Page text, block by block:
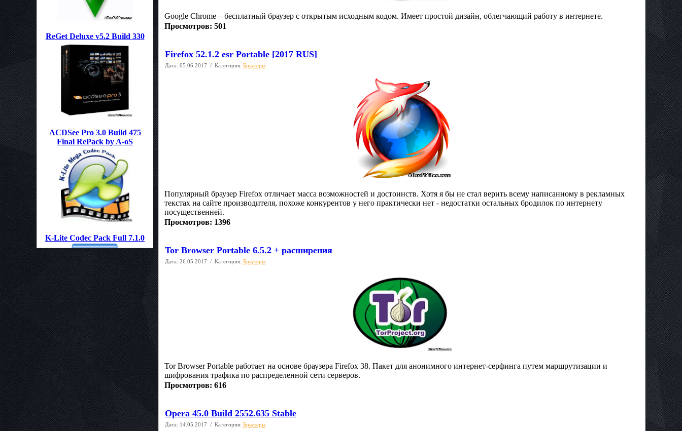
ReGet Deluxe v5.2 Build 330
ACDSee Pro 3.0 Build 475
Final RePack by A-oS
K-Lite Codec Pack Full 7.1.0
Google Chrome – бесплатный браузер с открытым исходным кодом. Имеет простой дизайн, облегчающий работу в интернете.
Просмотров: 501
Firefox 52.1.2 esr Portable [2017 RUS]
Дата: 05.06.2017 / Категория: Браузеры
Популярный браузер Firefox отличает масса возможностей и достоинств. Хотя я бы не стал верить всему написанному в рекламных
текстах на сайте производителя, похоже конкурентов у него практически нет - недостатки остальных бродилок по интернету
посущественней.
Просмотров: 1396
Tor Browser Portable 6.5.2 + расширения
Дата: 26.05.2017 / Категория: Браузеры
Tor Browser Portable работает на основе браузера Firefox 38. Пакет для анонимного интернет-серфинга путем маршрутизации и
шифрования трафика по распределенной сети серверов.
Просмотров: 616
Opera 45.0 Build 2552.635 Stable
Дата: 14.05.2017 / Категория: Браузеры